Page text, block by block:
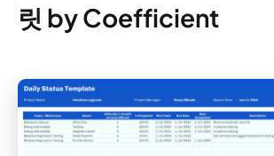
릿 by Coefficient